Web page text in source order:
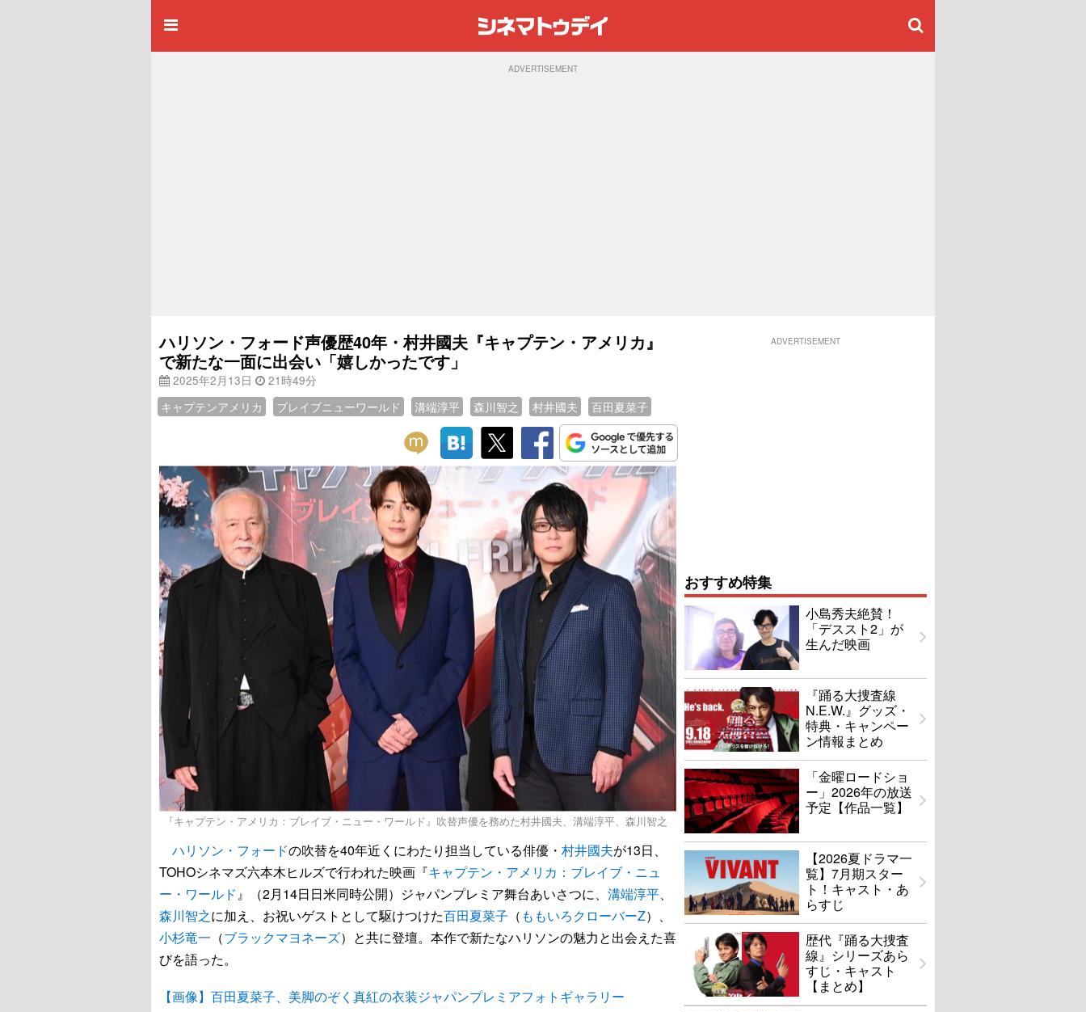
ADVERTISEMENT
ハリソン・フォード声優歴40年・村井國夫『キャプテン・アメリカ』
で新たな一面に出会い「嬉しかったです」
2025年2月13日
21時49分
キャプテンアメリカ
ブレイブニューワールド 溝端淳平 森川智之 村井國夫 百田夏菜子
『キャプテン・アメリカ：ブレイブ・ニュー・ワールド』吹替声優を務めた村井國夫、溝端淳平、森川智之
ハリソン・フォードの吹替を40年近くにわたり担当している俳優・ 村井國夫が13日、
TOHOシネマズ六本木ヒルズで行われた映画『キャプテン・アメリカ：ブレイブ・ニュ
ー・ワールド』（2月14日日米同時公開）ジャパンプレミア舞台あいさつに、 溝端淳平、
森川智之に加え、お祝いゲストとして駆けつけた百田夏菜子 （ ももいろクローバーZ）、
小杉竜一 （ブラックマヨネーズ）と共に登壇。本作で新たなハリソンの魅力と出会えた喜
びを語った。
【画像】百田夏菜子、美脚のぞく真紅の衣装ジャパンプレミアフォトギャラリー
ADVERTISEMENT
おすすめ特集
小島秀夫絶賛！
「デススト2」が
生んだ映画
『踊る大捜査線
N.E.W.』グッズ・
特典・キャンペー
ン情報まとめ
「金曜ロードショ
ー」2026年の放送
予定【作品一覧】
【2026夏ドラマ一
覧】7月期スター
ト！キャスト・あ
らすじ
歴代『踊る大捜査
線』シリーズあら
すじ・キャスト
【まとめ】